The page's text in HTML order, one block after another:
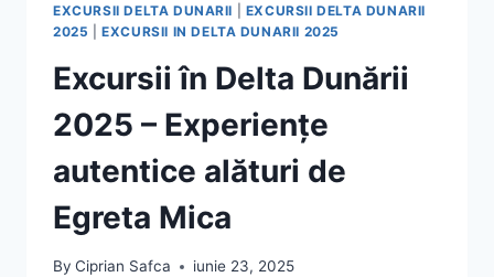
EXCURSII DELTA DUNARII
EXCURSII DELTA DUNARII
2025 |EXCURSII IN DELTA DUNARII 2025
Excursii în Delta Dunării
2025 – Experiențe
autentice alături de
Egreta Mica
By Ciprian Safca iunie 23, 2025